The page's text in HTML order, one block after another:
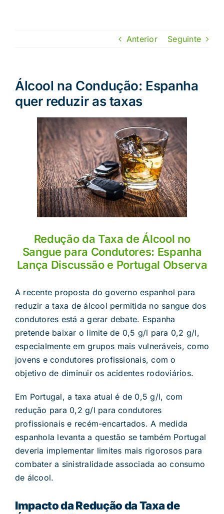
Anterior Seguinte
Álcool na Condução: Espanha
quer reduzir as taxas
Redução da Taxa de Álcool no
Sangue para Condutores: Espanha
Lança Discussão e Portugal Observa
A recente proposta do governo espanhol para
reduzir a taxa de álcool permitida no sangue dos
condutores está a gerar debate. Espanha
pretende baixar o limite de 0,5 g/l para 0,2 g/l,
especialmente em grupos mais vulneráveis, como
jovens e condutores profissionais, com o
objetivo de diminuir os acidentes rodoviários.
Em Portugal, a taxa atual é de 0,5 g/l, com
redução para 0,2 g/l para condutores
profissionais e recém-encartados. A medida
espanhola levanta a questão se também Portugal
deveria implementar limites mais rigorosos para
combater a sinistralidade associada ao consumo
de álcool.
Impacto da Redução da Taxa de